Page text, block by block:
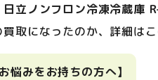
日立ノンフロン冷凍冷蔵庫
取になったのか、詳細はこ
悩みをお持ちの方へ】